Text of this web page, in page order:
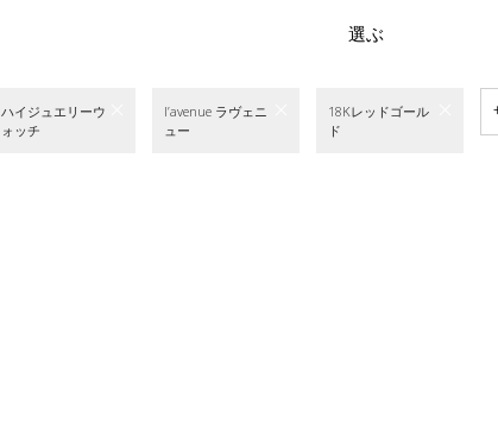
選ぶ
ハイジュエリーウ
ォッチ
l’avenue ラヴェニ
ュー
18Kレッドゴール
ド